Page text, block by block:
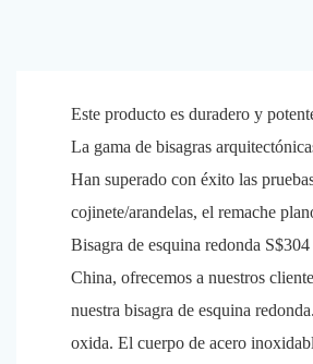
Este producto es duradero y
La gama de bisagras
Han superado con éxito las
cojinete/arandelas, el remache
Bisagra de esquina redonda
China, ofrecemos a nuestros
nuestra bisagra de esquina
oxida. El cuerpo de acero